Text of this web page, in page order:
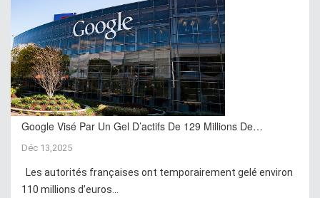
Google Visé Par Un Gel D’actifs De 129 Millions De…
Déc 13,2025
Les autorités françaises ont temporairement gelé environ
110 millions d’euros...